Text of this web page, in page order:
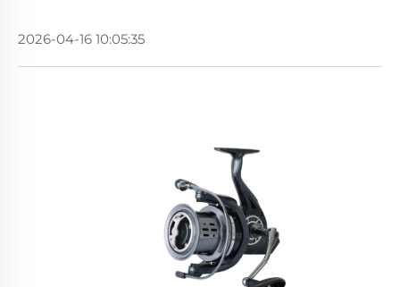
2026-04-16 10:05:35